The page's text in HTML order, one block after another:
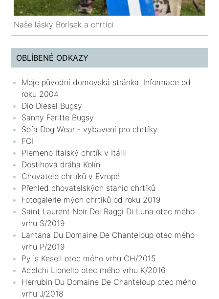
Naše lásky Borísek a chrtíci
OBLÍBENÉ ODKAZY
Moje původní domovská stránka. Informace od
roku 2004
Dio Diesel Bugsy
Sanny Feritte Bugsy
Sofa Dog Wear - vybavení pro chrtíky
FCI
Plemeno Italský chrtík v Itálii
Dostihová dráha Kolín
Chovatelé chrtíků v Evropě
Přehled chovatelských stanic chrtíků
Fotogalerie mých chrtiků od roku 2019
Saint Laurent Noir Dei Raggi Di Luna otec mého
vrhu S/2019
Lantana Du Domaine De Chanteloup otec mého
vrhu P/2019
Py´s Kesell otec mého vrhu CH/2015
Adelchi Lionello otec mého vrhu K/2016
Herrubin Du Domaine De Chanteloup otec mého
vrhu J/2018